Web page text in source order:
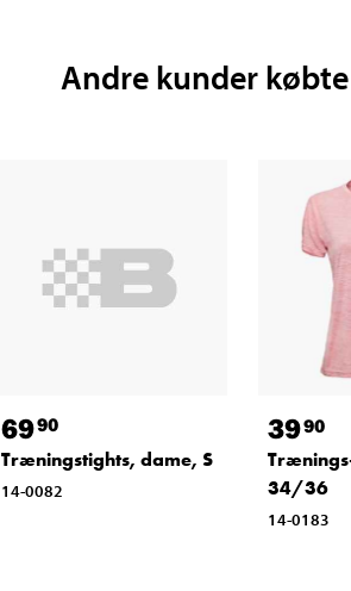
Andre kunder
6990
Træningstights, dame, S
14-0082
3990
34/36
14-0183